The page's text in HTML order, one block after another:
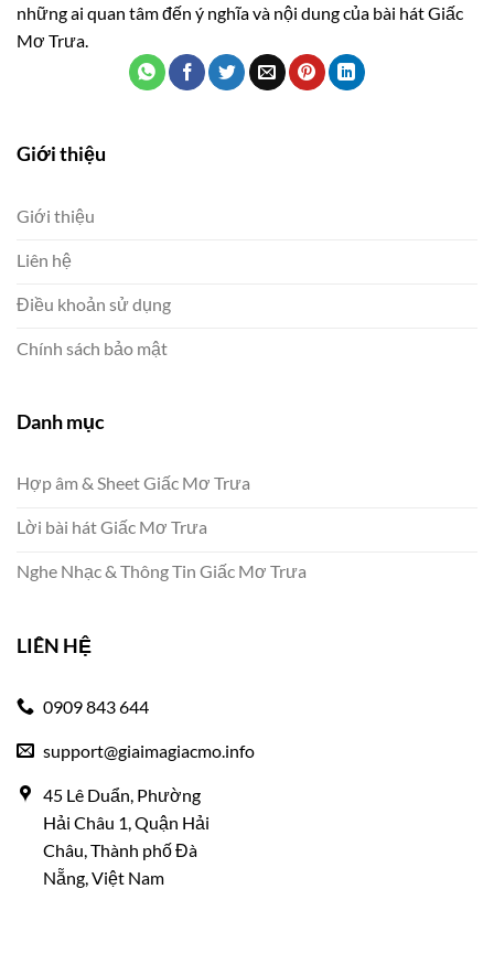
những ai quan tâm đến ý nghĩa và nội dung của bài hát Giấc
Mơ Trưa.
Giới thiệu
Giới thiệu
Liên hệ
Điều khoản sử dụng
Chính sách bảo mật
Danh mục
Hợp âm & Sheet Giấc Mơ Trưa
Lời bài hát Giấc Mơ Trưa
Nghe Nhạc & Thông Tin Giấc Mơ Trưa
LIÊN HỆ
0909 843 644
support@giaimagiacmo.info
45 Lê Duẩn, Phường
Hải Châu 1, Quận Hải
Châu, Thành phố Đà
Nẵng, Việt Nam